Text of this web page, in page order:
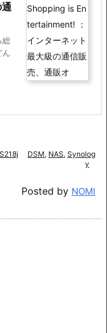
総
ん
DSM, NAS, Synolog
y
Posted by NOMI